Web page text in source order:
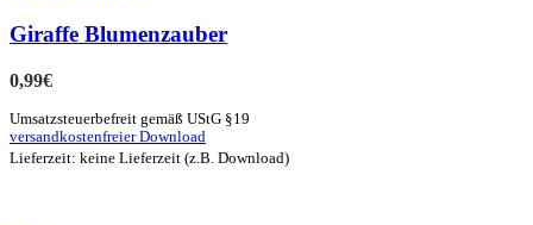
Giraffe Blumenzauber
0,99€
Umsatzsteuerbefreit gemäß UStG §19
versandkostenfreier Download
Lieferzeit: keine Lieferzeit (z.B. Download)